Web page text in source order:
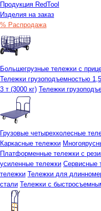
Продукция RedTool
Изделия на заказ
% Распродажа
Большегрузные тележки с
Тележки грузоподъемностью
3 т (3000 кг) Тележки
Грузовые четырехколесные
Каркасные тележки
Платформенные тележки с
усиленные тележки Сервисные
тележки Тележки для
стали Тележки с